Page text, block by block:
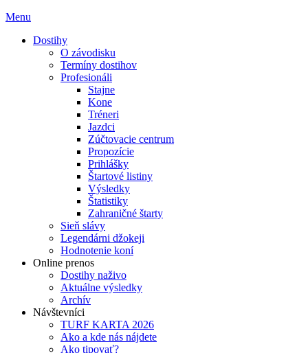
Menu
Dostihy
O závodisku
Termíny dostihov
Profesionáli
Stajne
Kone
Tréneri
Jazdci
Zúčtovacie centrum
Propozície
Prihlášky
Štartové listiny
Výsledky
Štatistiky
Zahraničné štarty
Sieň slávy
Legendárni džokeji
Hodnotenie koní
Online prenos
Dostihy naživo
Aktuálne výsledky
Archív
Návštevníci
TURF KARTA 2026
Ako a kde nás nájdete
Ako tipovať?